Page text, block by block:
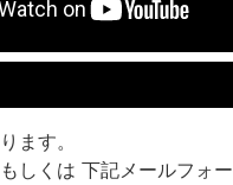
ます。
しくは 下記メールフォー